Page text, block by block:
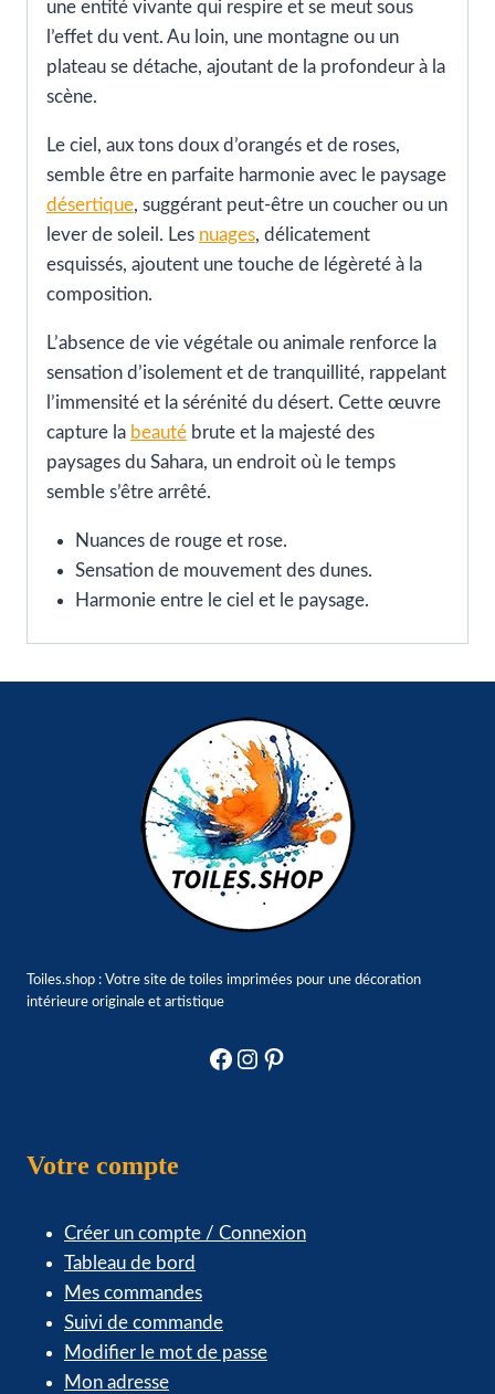
une entité vivante qui respire et se meut sous
l’effet du vent. Au loin, une montagne ou un
plateau se détache, ajoutant de la profondeur à la
scène.
Le ciel, aux tons doux d’orangés et de roses,
semble être en parfaite harmonie avec le paysage
désertique, suggérant peut-être un coucher ou un
lever de soleil. Les nuages, délicatement
esquissés, ajoutent une touche de légèreté à la
composition.
L’absence de vie végétale ou animale renforce la
sensation d’isolement et de tranquillité, rappelant
l’immensité et la sérénité du désert. Cette œuvre
capture la beauté brute et la majesté des
paysages du Sahara, un endroit où le temps
semble s’être arrêté.
Nuances de rouge et rose.
Sensation de mouvement des dunes.
Harmonie entre le ciel et le paysage.
Toiles.shop : Votre site de toiles imprimées pour une décoration
intérieure originale et artistique
Facebook
Instagram
Pinterest
Votre compte
Créer un compte / Connexion
Tableau de bord
Mes commandes
Suivi de commande
Modifier le mot de passe
Mon adresse